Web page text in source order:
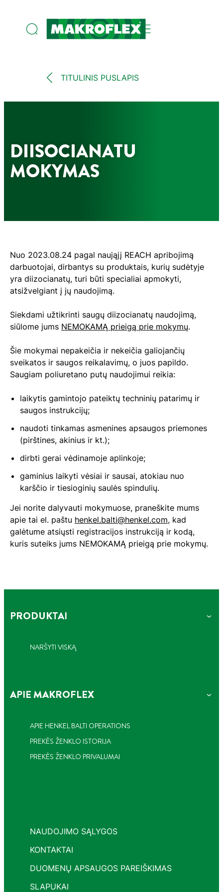
TITULINIS PUSLAPIS
DIISOCIANATU
MOKYMAS
Nuo 2023.08.24 pagal naująjį REACH apribojimą
darbuotojai, dirbantys su produktais, kurių sudėtyje
yra diizocianatų, turi būti specialiai apmokyti,
atsižvelgiant į jų naudojimą.
Siekdami užtikrinti saugų diizocianatų naudojimą,
siūlome jums NEMOKAMĄ prieigą prie mokymų.
Šie mokymai nepakeičia ir nekeičia galiojančių
sveikatos ir saugos reikalavimų, o juos papildo.
Saugiam poliuretano putų naudojimui reikia:
laikytis gamintojo pateiktų techninių patarimų ir
saugos instrukcijų;
naudoti tinkamas asmenines apsaugos priemones
(pirštines, akinius ir kt.);
dirbti gerai vėdinamoje aplinkoje;
gaminius laikyti vėsiai ir sausai, atokiau nuo
karščio ir tiesioginių saulės spindulių.
Jei norite dalyvauti mokymuose, praneškite mums
apie tai el. paštu henkel.balti@henkel.com, kad
galėtume atsiųsti registracijos instrukciją ir kodą,
kuris suteiks jums NEMOKAMĄ prieigą prie mokymų.
PRODUKTAI
NARŠYTI VISKĄ
APIE MAKROFLEX
APIE HENKEL BALTI OPERATIONS
PREKĖS ŽENKLO ISTORIJA
PREKĖS ŽENKLO PRIVALUMAI
NAUDOJIMO SĄLYGOS
KONTAKTAI
DUOMENŲ APSAUGOS PAREIŠKIMAS
SLAPUKAI